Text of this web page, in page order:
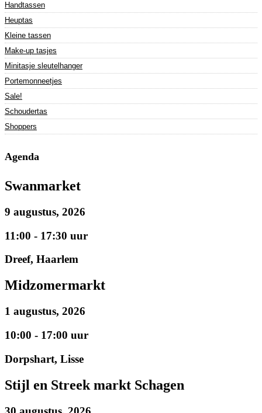
Handtassen
Heuptas
Kleine tassen
Make-up tasjes
Minitasje sleutelhanger
Portemonneetjes
Sale!
Schoudertas
Shoppers
Agenda
Swanmarket
9 augustus, 2026
11:00 - 17:30 uur
Dreef, Haarlem
Midzomermarkt
1 augustus, 2026
10:00 - 17:00 uur
Dorpshart, Lisse
Stijl en Streek markt Schagen